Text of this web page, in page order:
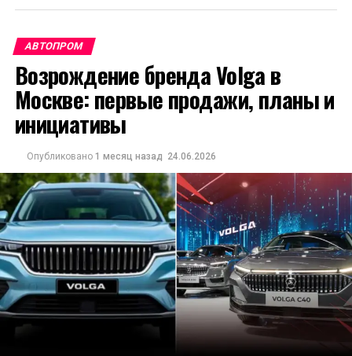
АВТОПРОМ
Возрождение бренда Volga в
Москве: первые продажи, планы и
инициативы
Опубликовано 1 месяц назад 24.06.2026